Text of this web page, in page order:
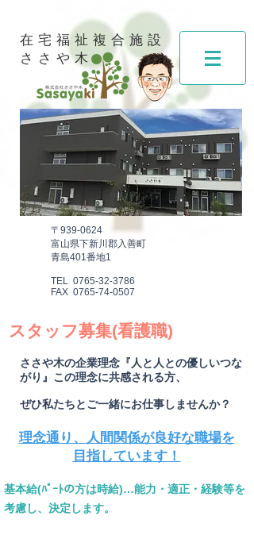
​在宅福祉複合施設
ささや木
​〒939-0624
富山県下新川郡入善町
青島401番地1
TEL 0765-32-3786
FAX 0765-74-0507
スタッフ募集(看護職)
ささや木の企業理念『人と人との優しいつな
がり』この理念に共感される方、
ぜひ私たちとご一緒にお仕事しませんか？
理念通り、人間関係が良好な職場を
目指しています！
基本給(ﾊﾟｰﾄの方は時給)…能力・適正・経験等を
考慮し、決定します。